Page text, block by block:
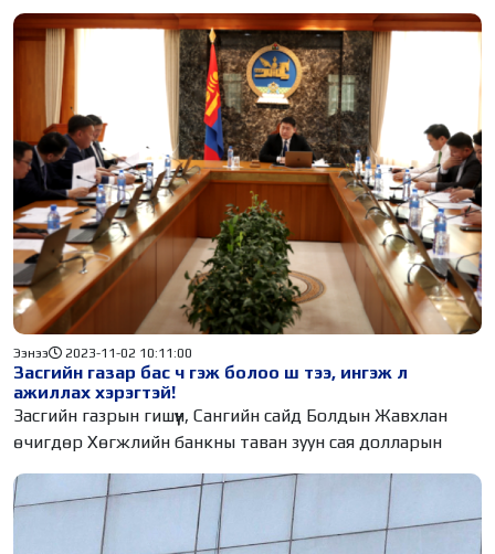
Засгийн газар бас ч гэж болоо ш тээ, ингэж л
ажиллах хэрэгтэй!
Ээнээ 2023-11-02 10:11:00
Засгийн газрын гишүүн, Сангийн сайд Болдын Жавхлан
өчигдөр Хөгжлийн банкны таван зуун сая долларын